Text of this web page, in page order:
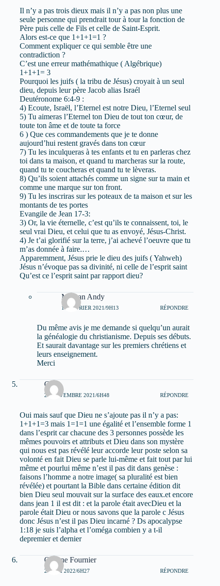
Il n’y a pas trois dieux mais il n’y a pas non plus une
seule personne qui prendrait tour à tour la fonction de
Père puis celle de Fils et celle de Saint-Esprit.
Alors est-ce que 1+1+1=1 ?
Comment expliquer ce qui semble être une
contradiction ?
C’est une erreur mathémathique ( Algébrique)
1+1+1= 3
Pourquoi les juifs ( la tribu de Jésus) croyait à un seul
dieu, depuis leur père Jacob alias Israél
Deutéronome 6:4-9 :
4) Ecoute, Israël, l’Eternel est notre Dieu, l’Eternel seul
5) Tu aimeras l’Eternel ton Dieu de tout ton cœur, de
toute ton âme et de toute ta force
6 ) Que ces commandements que je te donne
aujourd’hui restent gravés dans ton cœur
7) Tu les inculqueras à tes enfants et tu en parleras chez
toi dans ta maison, et quand tu marcheras sur la route,
quand tu te coucheras et quand tu te lèveras.
8) Qu’ils soient attachés comme un signe sur ta main et
comme une marque sur ton front.
9) Tu les inscriras sur les poteaux de ta maison et sur les
montants de tes portes
Evangile de Jean 17-3:
3) Or, la vie éternelle, c’est qu’ils te connaissent, toi, le
seul vrai Dieu, et celui que tu as envoyé, Jésus-Christ.
4) Je t’ai glorifié sur la terre, j’ai achevé l’oeuvre que tu
m’as donnée à faire.…
Apparemment, Jésus prie le dieu des juifs ( Yahweh)
Jésus n’évoque pas sa divinité, ni celle de l’esprit saint
Qu’est ce l’esprit saint par rapport dieu?
Mervan Andy
11 FÉVRIER 2021/9H13 RÉPONDRE
Du même avis je me demande si quelqu’un aurait
la généalogie du christianisme. Depuis ses débuts.
Et saurait davantage sur les premiers chrétiens et
leurs enseignement.
Merci
Chris
27 NOVEMBRE 2021/6H48 RÉPONDRE
Oui mais sauf que Dieu ne s’ajoute pas il n’y a pas:
1+1+1=3 mais 1=1=1 une égalité et l’ensemble forme 1
dans l’esprit car chacune des 3 personnes possède les
mêmes pouvoirs et attributs et Dieu dans son mystère
qui nous est pas révélé leur accorde leur poste selon sa
volonté en fait Dieu se parle lui-même et fait tout par lui
même et pourlui même n’est il pas dit dans genèse :
faisons l’homme a notre image( sa pluralité est bien
révélée) et pourtant la Bible dans certaine édition dit
bien Dieu seul mouvait sur la surface des eaux.et encore
dans jean 1 il est dit : et la parole était avecDieu et la
parole était Dieu or nous savons que la parole c Jésus
donc Jésus n’est il pas Dieu incarné ? Ds apocalypse
1:18 je suis l’alpha et l’oméga combien y a t-il
depremier et dernier
Oceane Fournier
27 MAI 2022/6H27 RÉPONDRE